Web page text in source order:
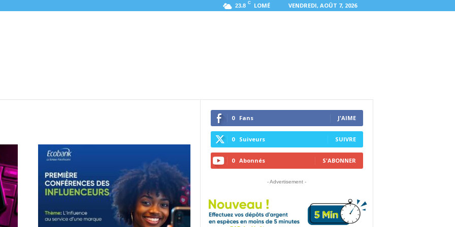
23.8 C LOMÉ VENDREDI, AOÛT 7, 2026
0 Fans J'AIME
0 Suiveurs SUIVRE
0 Abonnés S'ABONNER
- Advertisement -